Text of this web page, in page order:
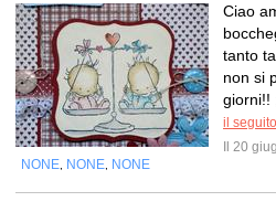
Ciao
tanto
non si
giorni!!
il seguito
Il 20
NONE NONE NONE